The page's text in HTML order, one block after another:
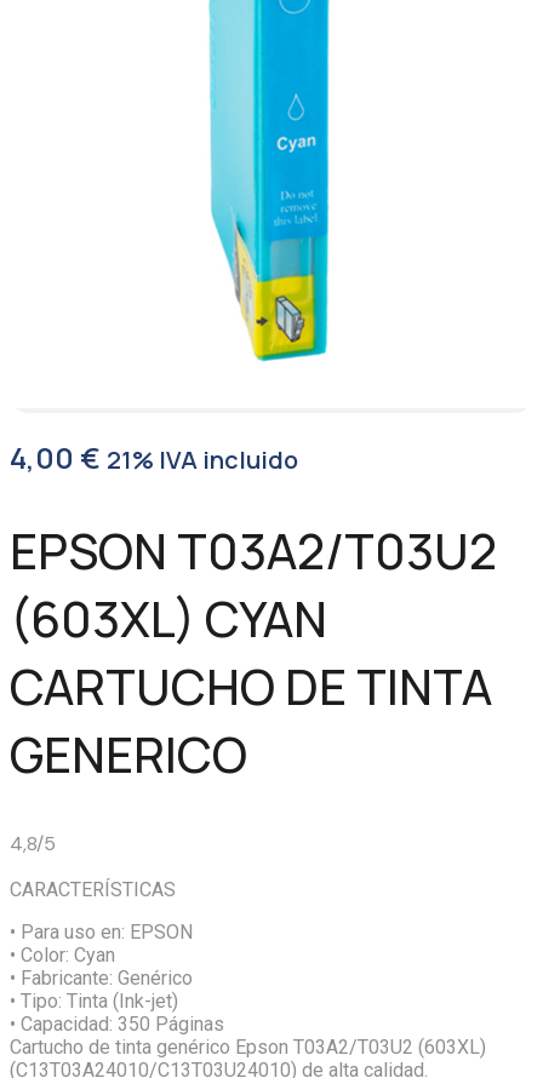
4,00 € 21% IVA incluido
EPSON T03A2/T03U2
(603XL) CYAN
CARTUCHO DE TINTA
GENERICO
4,8/5
CARACTERÍSTICAS
• Para uso en: EPSON
• Color: Cyan
• Fabricante: Genérico
• Tipo: Tinta (Ink-jet)
• Capacidad: 350 Páginas
Cartucho de tinta genérico Epson T03A2/T03U2 (603XL)
(C13T03A24010/C13T03U24010) de alta calidad.